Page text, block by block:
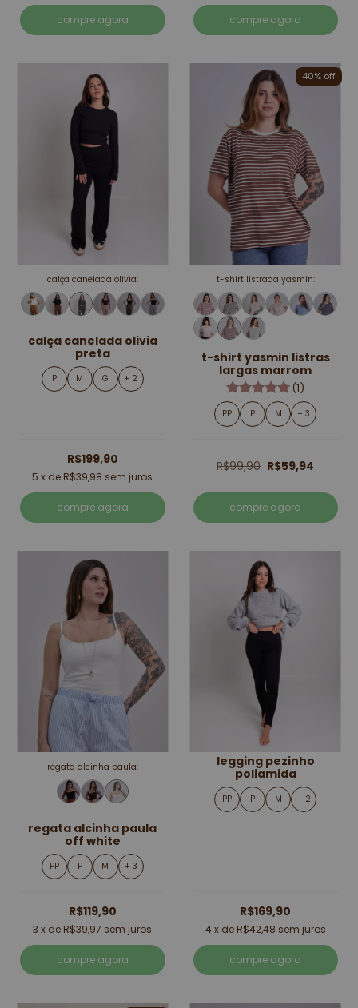
compre agora compre agora
calça canelada olivia:
calça canelada olivia
preta
P M G + 2
R$199,90
5 x de R$39,98 sem juros
compre agora
40% off
t-shirt listrada yasmin:
t-shirt yasmin listras
largas marrom
(1)
PP P M + 3
R$99,90 R$59,94
compre agora
regata alcinha paula:
regata alcinha paula
off white
PP P M + 3
R$119,90
3 x de R$39,97 sem juros
compre agora
legging pezinho
poliamida
PP P M + 2
R$169,90
4 x de R$42,48 sem juros
compre agora